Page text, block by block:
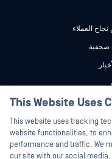
العملاء
صحفية
الإنترنت
تقنية
I'm Ozzy, your
How can I help you
This Website Uses
This website uses tracking
website functionalities, to
performance and traffic. We
our site with our social